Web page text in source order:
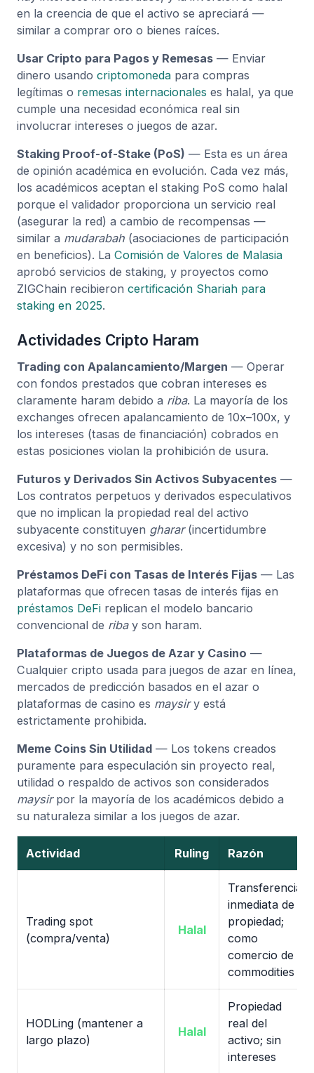
en la creencia de que el activo se apreciará —
similar a comprar oro o bienes raíces.
Usar Cripto para Pagos y Remesas — Enviar
dinero usando criptomoneda para compras
legítimas o remesas internacionales es halal, ya que
cumple una necesidad económica real sin
involucrar intereses o juegos de azar.
Staking Proof-of-Stake (PoS) — Esta es un área
de opinión académica en evolución. Cada vez más,
los académicos aceptan el staking PoS como halal
porque el validador proporciona un servicio real
(asegurar la red) a cambio de recompensas —
similar a mudarabah (asociaciones de participación
en beneficios). La Comisión de Valores de Malasia
aprobó servicios de staking, y proyectos como
ZIGChain recibieron certificación Shariah para
staking en 2025.
Actividades Cripto Haram
Trading con Apalancamiento/Margen — Operar
con fondos prestados que cobran intereses es
claramente haram debido a riba. La mayoría de los
exchanges ofrecen apalancamiento de 10x–100x, y
los intereses (tasas de financiación) cobrados en
estas posiciones violan la prohibición de usura.
Futuros y Derivados Sin Activos Subyacentes —
Los contratos perpetuos y derivados especulativos
que no implican la propiedad real del activo
subyacente constituyen gharar(incertidumbre
excesiva) y no son permisibles.
Préstamos DeFi con Tasas de Interés Fijas — Las
plataformas que ofrecen tasas de interés fijas en
préstamos DeFi replican el modelo bancario
convencional de ribay son haram.
Plataformas de Juegos de Azar y Casino —
Cualquier cripto usada para juegos de azar en línea,
mercados de predicción basados en el azar o
plataformas de casino es maysiry está
estrictamente prohibida.
Meme Coins Sin Utilidad — Los tokens creados
puramente para especulación sin proyecto real,
utilidad o respaldo de activos son considerados
maysirpor la mayoría de los académicos debido a
su naturaleza similar a los juegos de azar.
Actividad Ruling Razón
Trading spot
(compra/venta)
Halal
Transferencia
inmediata de
propiedad;
como
comercio de
commodities
HODLing (mantener a
largo plazo)
Halal
Propiedad
real del
activo; sin
intereses